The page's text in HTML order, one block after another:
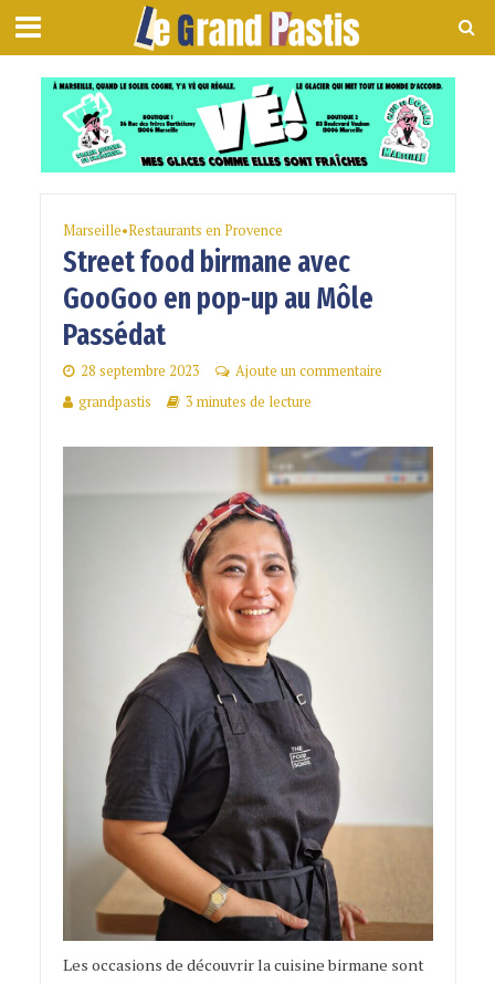
Marseille•Restaurants en Provence
Street food birmane avec
GooGoo en pop-up au Môle
Passédat
28 septembre 2023
Ajoute un commentaire
grandpastis
3 minutes de lecture
Les occasions de découvrir la cuisine birmane sont